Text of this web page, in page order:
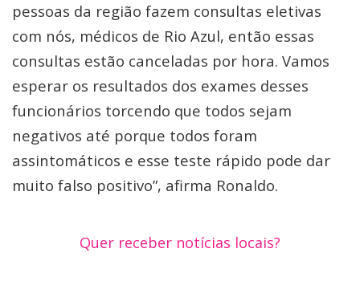
pessoas da região fazem consultas eletivas
com nós, médicos de Rio Azul, então essas
consultas estão canceladas por hora. Vamos
esperar os resultados dos exames desses
funcionários torcendo que todos sejam
negativos até porque todos foram
assintomáticos e esse teste rápido pode dar
muito falso positivo”, afirma Ronaldo.
Quer receber notícias locais?